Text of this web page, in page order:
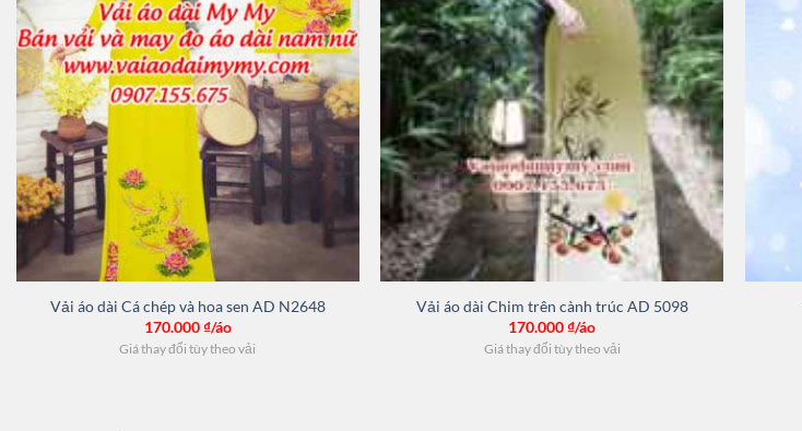
Vải áo dài Cá chép và hoa sen AD N2648
170.000₫/áo
Giá thay đổi tùy theo vải
Vải áo dài Chim trên cành trúc AD 5098
170.000₫/áo
Giá thay đổi tùy theo vải